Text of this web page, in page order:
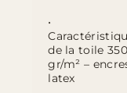
•
de la toile 350
gr/m² –
latex